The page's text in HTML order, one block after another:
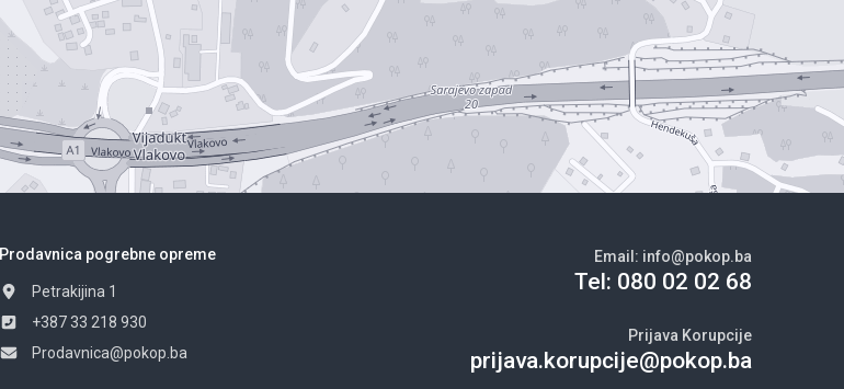
Prodavnica pogrebne opreme
Petrakijina 1
+387 33 218 930
Prodavnica@pokop.ba
Email: info@pokop.ba
Tel: 080 02 02 68
Prijava Korupcije
prijava.korupcije@pokop.ba